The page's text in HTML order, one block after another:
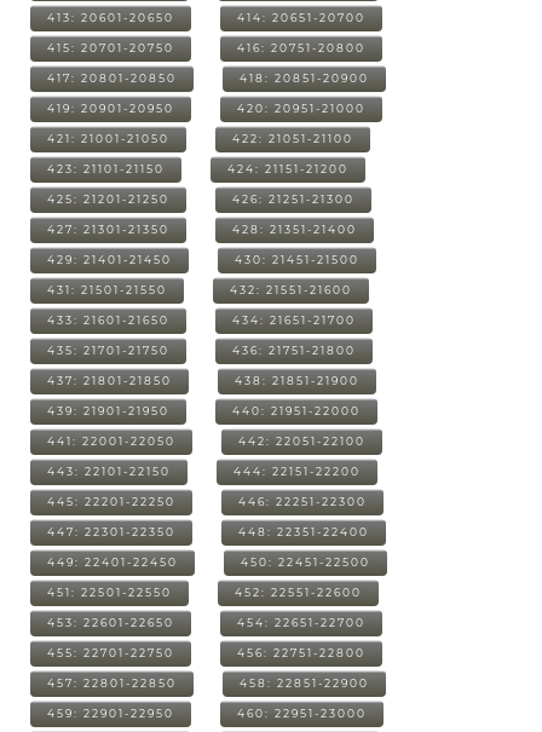
413: 20601-20650 414: 20651-20700
415: 20701-20750 416: 20751-20800
417: 20801-20850 418: 20851-20900
419: 20901-20950 420: 20951-21000
421: 21001-21050 422: 21051-21100
423: 21101-21150 424: 21151-21200
425: 21201-21250 426: 21251-21300
427: 21301-21350 428: 21351-21400
429: 21401-21450 430: 21451-21500
431: 21501-21550 432: 21551-21600
433: 21601-21650 434: 21651-21700
435: 21701-21750 436: 21751-21800
437: 21801-21850 438: 21851-21900
439: 21901-21950 440: 21951-22000
441: 22001-22050 442: 22051-22100
443: 22101-22150 444: 22151-22200
445: 22201-22250 446: 22251-22300
447: 22301-22350 448: 22351-22400
449: 22401-22450 450: 22451-22500
451: 22501-22550 452: 22551-22600
453: 22601-22650 454: 22651-22700
455: 22701-22750 456: 22751-22800
457: 22801-22850 458: 22851-22900
459: 22901-22950 460: 22951-23000